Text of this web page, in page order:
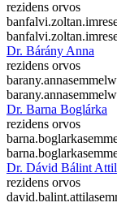
rezidens orvos
banfalvi.zoltan.imre
banfalvi.zoltan.imre
Dr. Bárány Anna
rezidens orvos
barany.anna
barany.anna
Dr. Barna Boglárka
rezidens orvos
barna.boglarka
barna.boglarka
Dr. Dávid Bálint
rezidens orvos
david.balint.attila